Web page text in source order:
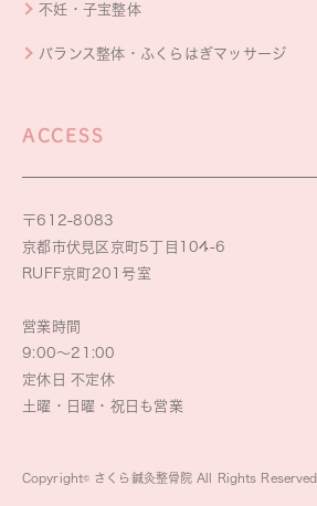
不妊・子宝整体
バランス整体・ふくらはぎマッサージ
ACCESS
〒612-8083
京都市伏見区京町5丁目104-6
RUFF京町201号室
営業時間
9:00～21:00
定休日 不定休
土曜・日曜・祝日も営業
Copyright© さくら鍼灸整骨院 All Rights Reserved.